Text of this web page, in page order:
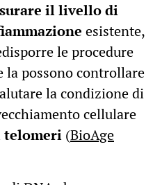
il livello di
esistente,
le procedure
la possono controllare
la condizione di
cellulare
telomeri (BioAge